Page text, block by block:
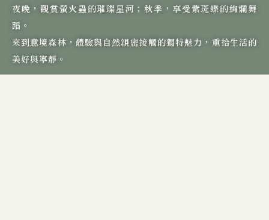
夜晚，觀賞螢火蟲的璀璨星河；秋季，享受紫斑蝶的絢爛舞
蹈。
來到意境森林，體驗與自然親密接觸的獨特魅力，重拾生活的
美好與寧靜。